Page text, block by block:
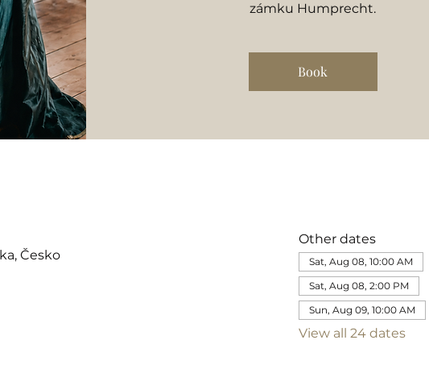
zámku Humprecht.
Book
Česko
Other dates
Sat, Aug 08, 10:00 AM
Sat, Aug 08, 2:00 PM
Sun, Aug 09, 10:00 AM
View all 24 dates